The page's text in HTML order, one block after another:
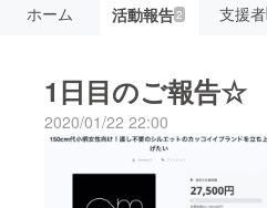
ホーム 活動報告2 支援者
1日目のご報告☆
2020/01/22 22:00